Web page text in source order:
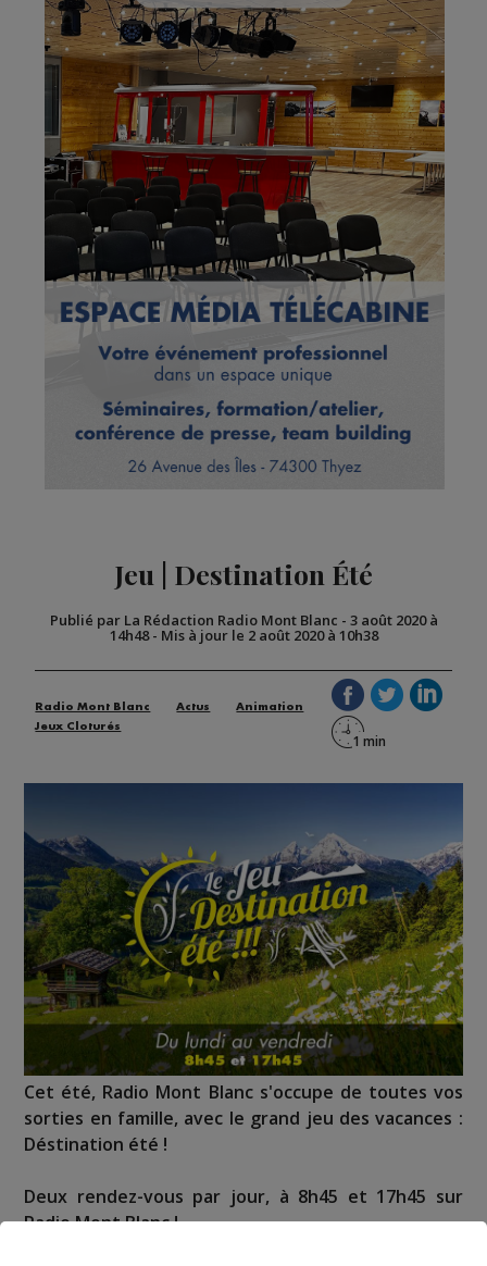
Jeu | Destination Été
Publié par La Rédaction Radio Mont Blanc - 3 août 2020 à
14h48- Mis à jour le 2 août 2020 à 10h38
Radio Mont Blanc Actus
Animation
Jeux Cloturés
Cet été, Radio Mont Blanc s'occupe de toutes vos
sorties en famille, avec le grand jeu des vacances :
Déstination été !
Deux rendez-vous par jour, à 8h45 et 17h45 sur
Radio Mont Blanc !